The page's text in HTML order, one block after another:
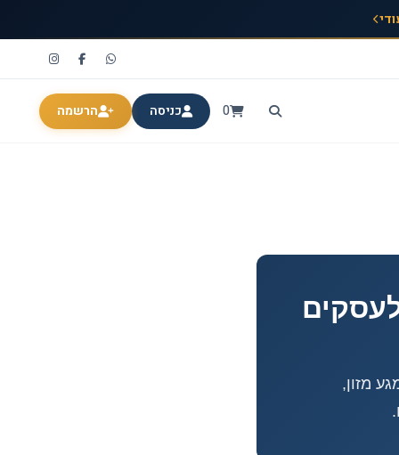
0 כניסה הרשמה
מזון,